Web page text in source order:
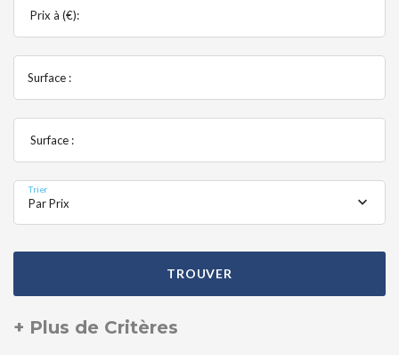
Prix à (€):
Surface :
Surface :
Trier
Par Prix
TROUVER
+ Plus de Critères